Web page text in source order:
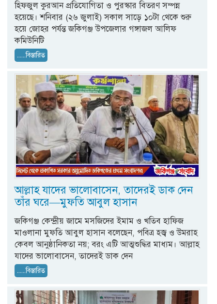
হিফজুল কুরআন প্রতিযোগিতা ও পুরস্কার বিতরণ সম্পন্ন
হয়েছে। শনিবার (২৬ জুলাই) সকাল সাড়ে ১০টা থেকে শুরু
হয়ে জোহর পর্যন্ত জকিগঞ্জ উপজেলার গঙ্গাজল আলিফ
কমিউনিটি
......বিস্তারিত
আল্লাহ যাদের ভালোবাসেন, তাদেরই ডাক দেন
তাঁর ঘরে—মুফতি আবুল হাসান
জকিগঞ্জ কেন্দ্রীয় জামে মসজিদের ইমাম ও খতিব হাফিজ
মাওলানা মুফতি আবুল হাসান বলেছেন, পবিত্র হজ্ব ও উমরাহ
কেবল আনুষ্ঠানিকতা নয়; বরং এটি আত্মশুদ্ধির মাধ্যম। আল্লাহ
যাদের ভালোবাসেন, তাদেরই ডাক দেন
......বিস্তারিত